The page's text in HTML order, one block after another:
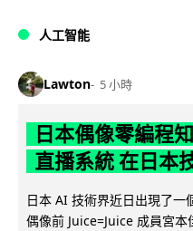
人工智能
Lawton 5 小時
日本偶像零編程
直播系統 在日本
日本 AI 技術界近日出現了一
偶像前 Juice=Juice 成員宮